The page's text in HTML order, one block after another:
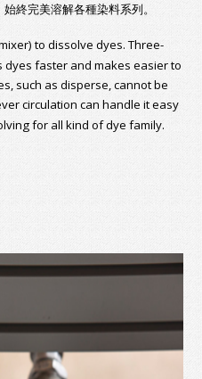
終完美溶解各種染料系列。
to dissolve dyes. Three-
faster and makes easier to
such as disperse, cannot be
circulation can handle it easy
for all kind of dye family.